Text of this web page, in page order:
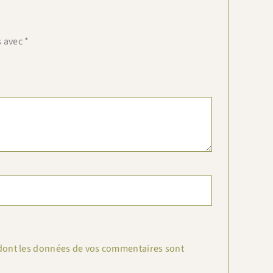
*
les données de vos commentaires sont